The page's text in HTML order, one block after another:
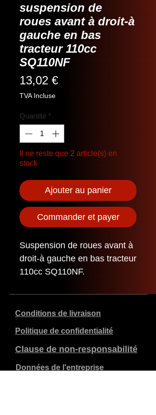
suspension de
roues avant à droit-à
gauche en bas
tracteur 110cc
SQ110NF
13,02 €Prix
TVA Incluse
Quantité *
Il ne reste que 2 article(s) en
stock
Ajouter au panier
Commander et payer
Suspension de roues avant à
droit-à gauche en bas tracteur
110cc SQ110NF.
Conditions de livraison
Politique de confidentialité
Clause de non-responsabilité
Données de l'entreprise